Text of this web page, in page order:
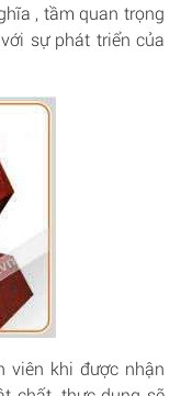
, tầm quan trọng
sự phát triển của
viên khi được nhận